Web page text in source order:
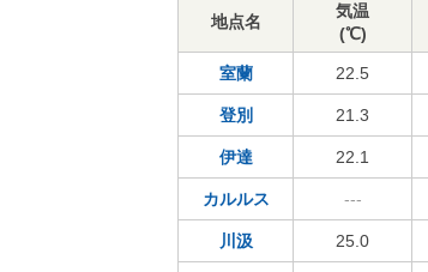
地点名
気温
(℃)
室蘭 22.5
登別 21.3
伊達 22.1
カルルス ---
川汲 25.0